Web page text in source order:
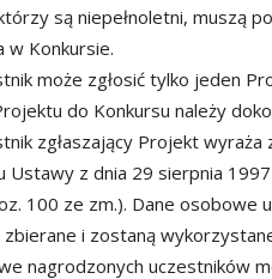
są niepełnoletni, muszą
w Konkursie.
może zgłosić tylko jeden
do Konkursu należy
zgłaszający Projekt
Ustawy z dnia 29 sierpnia
100 ze zm.). Dane
i zostaną
nagrodzonych uczestników